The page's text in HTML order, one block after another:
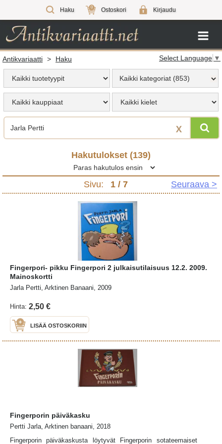
Haku 0 Ostoskori Kirjaudu
Select Language ▼
Antikvariaatti > Haku
Kaikki kategoriat (853)
X
Hakutulokset (139)
Sivu: 1 / 7 Seuraava >
Fingerpori- pikku Fingerpori 2 julkaisutilaisuus 12.2. 2009.
Mainoskortti
Jarla Pertti, Arktinen Banaani, 2009
Hinta: 2,50 €
LISÄÄ OSTOSKORIIN
Fingerporin päiväkasku
Pertti Jarla, Arktinen banaani, 2018
Fingerporin päiväkaskusta löytyvät Fingerporin sotateemaiset